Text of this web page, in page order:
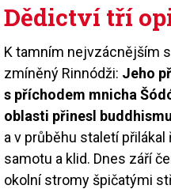
Dědictví tří
K tamním nejvzácnějším
zmíněný Rinnódži: Jeho
s příchodem mnicha
oblasti přinesl
a v průběhu staletí
samotu a klid. Dnes září
okolní stromy špičatými